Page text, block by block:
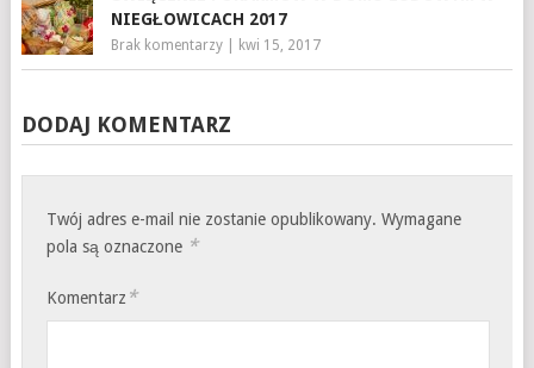
NIEGŁOWICACH 2017
Brak komentarzy| kwi 15, 2017
DODAJ KOMENTARZ
Twój adres e-mail nie zostanie opublikowany. Wymagane
pola są oznaczone *
Komentarz *